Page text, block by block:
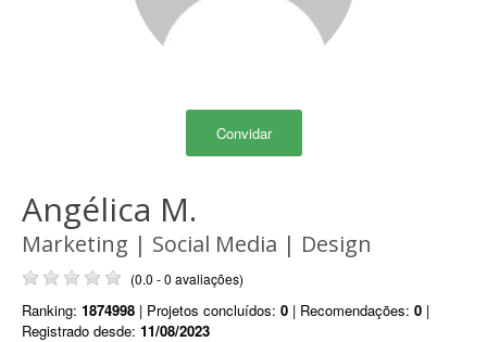
Convidar
Angélica M.
Marketing | Social Media | Design
(0.0 - 0 avaliações)
Ranking: 1874998 | Projetos concluídos: 0 | Recomendações: 0 |
Registrado desde: 11/08/2023